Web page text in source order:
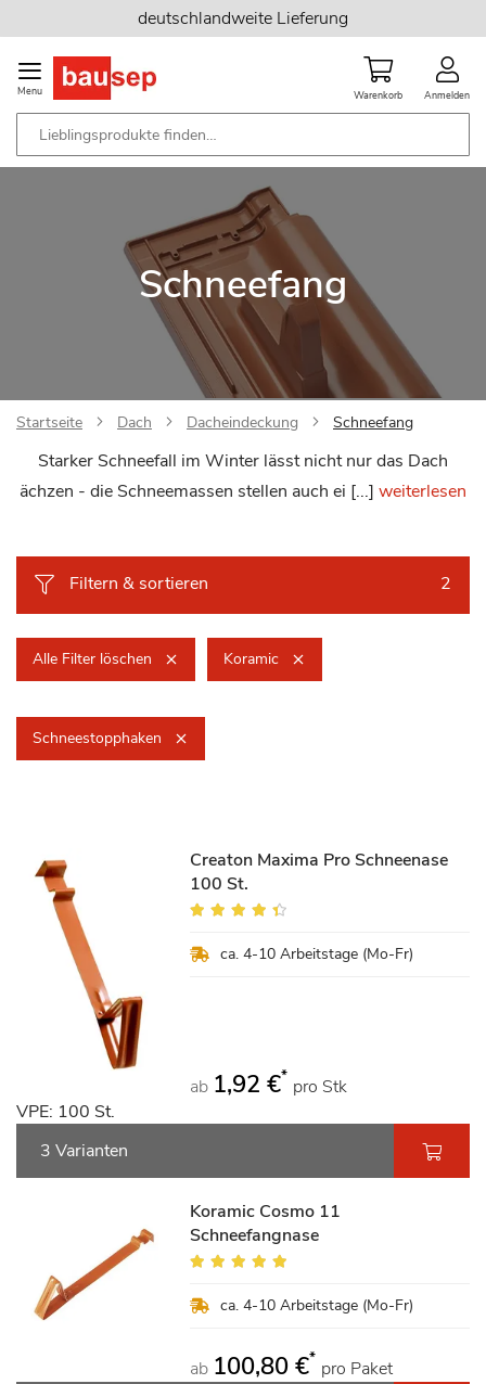
Inhalt
springen
deutschlandweite Lieferung
Menu Warenkorb Anmelden
Schneefang
Startseite Dach Dacheindeckung Schneefang
Starker Schneefall im Winter lässt nicht nur das Dach
ächzen - die Schneemassen stellen auch ei [...] weiterlesen
Filtern & sortieren 2
Alle Filter löschen Koramic
Schneestopphaken
Creaton Maxima Pro Schneenase
100 St.
Bewertung:
ca. 4-10 Arbeitstage (Mo-Fr)
ab 1,92 €* pro Stk
VPE: 100 St.
3 Varianten
Koramic Cosmo 11
Schneefangnase
Bewertung:
ca. 4-10 Arbeitstage (Mo-Fr)
ab 100,80 €* pro Paket